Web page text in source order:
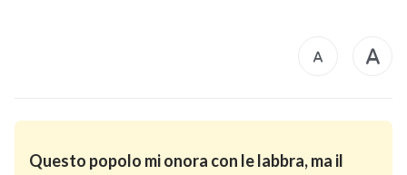
Questo popolo mi onora con le labbra, ma il